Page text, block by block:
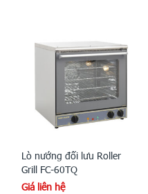
Lò nướng đối lưu Roller
Grill FC-60TQ
Giá liên hệ